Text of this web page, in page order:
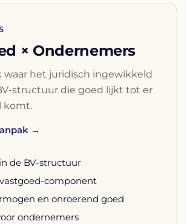
× Ondernemers
waar het juridisch ingewikkeld
structuur die goed lijkt tot er
komt.
→
de BV-structuur
component
en onroerend goed
ondernemers